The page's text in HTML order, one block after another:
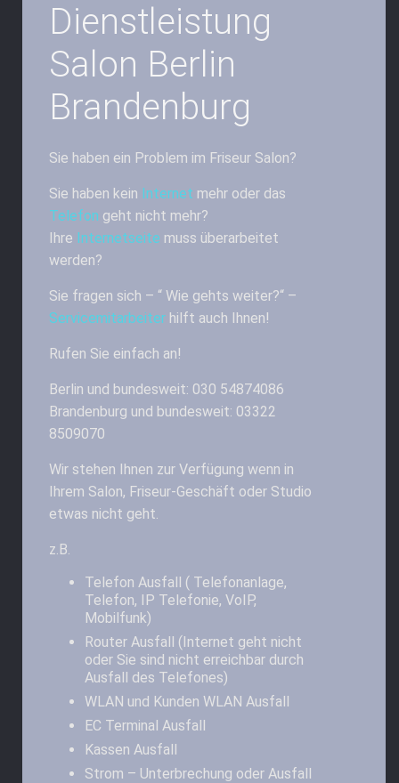
Dienstleistung
Salon Berlin
Brandenburg
Sie haben ein Problem im Friseur Salon?
Sie haben kein Internet mehr oder das
Telefon geht nicht mehr?
Ihre Internetseite muss überarbeitet
werden?
Sie fragen sich – “ Wie gehts weiter?“ –
Servicemitarbeiter hilft auch Ihnen!
Rufen Sie einfach an!
Berlin und bundesweit: 030 54874086
Brandenburg und bundesweit: 03322
8509070
Wir stehen Ihnen zur Verfügung wenn in
Ihrem Salon, Friseur-Geschäft oder Studio
etwas nicht geht.
z.B.
Telefon Ausfall ( Telefonanlage,
Telefon, IP Telefonie, VoIP,
Mobilfunk)
Router Ausfall (Internet geht nicht
oder Sie sind nicht erreichbar durch
Ausfall des Telefones)
WLAN und Kunden WLAN Ausfall
EC Terminal Ausfall
Kassen Ausfall
Strom – Unterbrechung oder Ausfall